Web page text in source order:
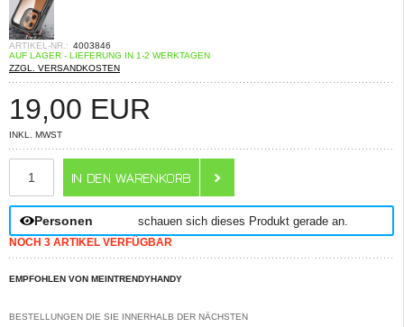
ARTIKEL-NR.: 4003846
AUF LAGER - LIEFERUNG IN 1-2 WERKTAGEN
ZZGL. VERSANDKOSTEN
19,00 EUR
INKL. MWST
Personen schauen sich dieses Produkt gerade an.
NOCH 3 ARTIKEL VERFÜGBAR
EMPFOHLEN VON MEINTRENDYHANDY
BESTELLUNGEN DIE SIE INNERHALB DER NÄCHSTEN